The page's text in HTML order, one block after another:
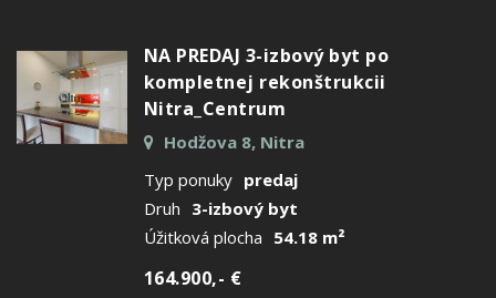
NA PREDAJ 3-izbový byt po
kompletnej rekonštrukcii
Nitra_Centrum
Hodžova 8, Nitra
Typ ponuky predaj
Druh 3-izbový byt
Úžitková plocha 54.18 m²
164.900,- €